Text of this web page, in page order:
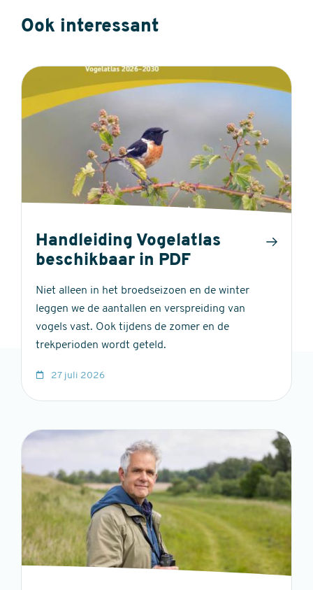
Ook interessant
Handleiding Vogelatlas
beschikbaar in PDF
Niet alleen in het broedseizoen en de winter
leggen we de aantallen en verspreiding van
vogels vast. Ook tijdens de zomer en de
trekperioden wordt geteld.
27 juli 2026